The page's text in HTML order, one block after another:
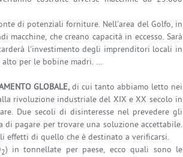
di potenziali forniture. Nell'area del Golfo, in
che creano capacità in eccesso. Sarà
l'investimento degli imprenditori locali in
alto per le bobine madri. …
GLOBALE, di cui tanto abbiamo letto nei
rivoluzione industriale del XIX e XX secolo in
Due secoli di disinteresse nel prevedere gli
pagare per trovare una soluzione accettabile.
effetti di quello che è destinato a verificarsi.
2) in tonnellate per paese, ecco quali sono le